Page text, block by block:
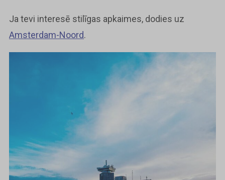
Ja tevi interesē stilīgas apkaimes, dodies uz
Amsterdam-Noord.